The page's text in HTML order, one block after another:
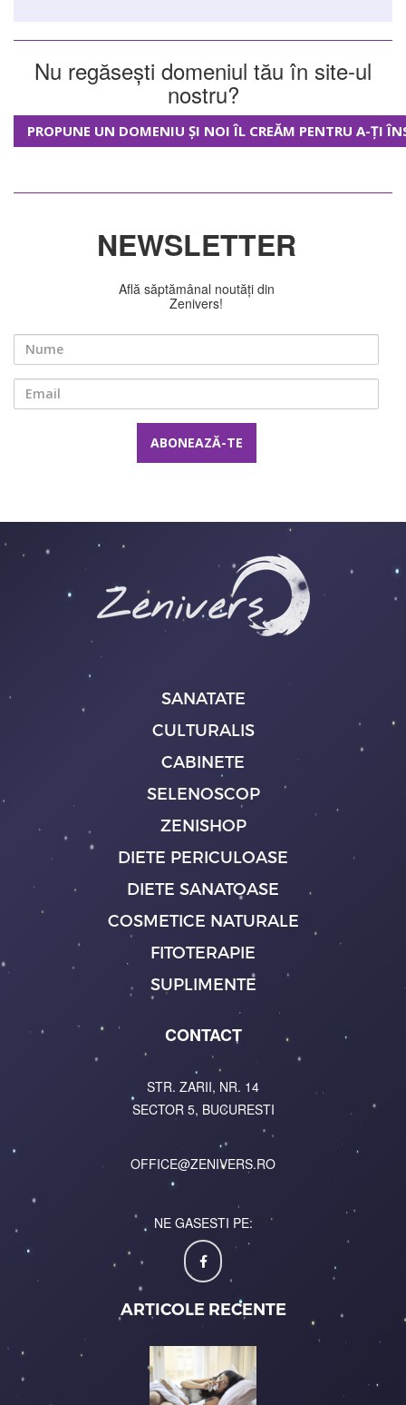
Nu regăsești domeniul tău în site-ul
nostru?
PROPUNE UN DOMENIU ȘI NOI ÎL CREĂM PENTRU A-ȚI
NEWSLETTER
Află săptămânal noutăți din
Zenivers!
SANATATE
CULTURALIS
CABINETE
SELENOSCOP
ZENISHOP
DIETE PERICULOASE
DIETE SANATOASE
COSMETICE NATURALE
FITOTERAPIE
SUPLIMENTE
CONTACT
STR. ZARII, NR. 14
SECTOR 5, BUCURESTI
OFFICE@ZENIVERS.RO
NE GASESTI PE:
ARTICOLE RECENTE